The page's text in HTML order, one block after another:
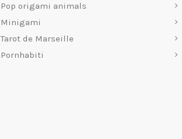
Pop origami animals
Minigami
Tarot de Marseille
Pornhabiti